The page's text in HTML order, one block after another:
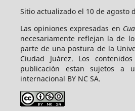
Sitio actualizado el 10 de agosto
Las opiniones expresadas en
necesariamente reflejan la de
parte de una postura de la
Ciudad Juárez. Los
publicación estan sujetos a
internacional BY NC SA.